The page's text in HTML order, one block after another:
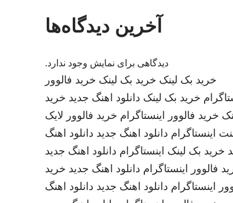
آخرین دیدگاه‌ها
دیدگاهی برای نمایش وجود ندارد.
خرید بک لینک خرید بک لینک خرید فالوور
خرید بک لینک دانلود اهنگ جدید خرید
خرید فالوور اینستاگرام خرید فالوور لایک
اینستاگرام دانلود اهنگ جدید دانلود اهنگ
خرید بک لینک اینستاگرام دانلود اهنگ جدید
فالوور اینستاگرام دانلود اهنگ جدید خرید
اینستاگرام دانلود اهنگ جدید دانلود اهنگ